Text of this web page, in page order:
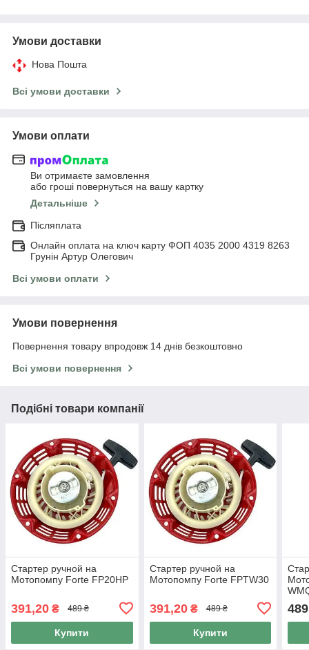
Умови доставки
Нова Пошта
Всі умови доставки
Умови оплати
Ви отримаєте замовлення
або гроші повернуться на вашу картку
Детальніше
Післяплата
Онлайн оплата на ключ карту ФОП 4035 2000 4319 8263
Грунін Артур Олегович
Всі умови оплати
Умови повернення
Повернення товару впродовж 14 днів безкоштовно
Всі умови повернення
Подібні товари компанії
Стартер ручной на
Мотопомпу Forte FP20HP
391,20 ₴ 489 ₴
Купити
Стартер ручной на
Мотопомпу Forte FPTW30
391,20₴ 489 ₴
Купити
489